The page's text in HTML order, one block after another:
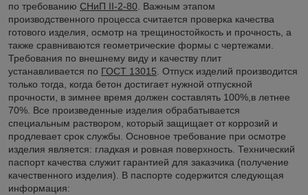
по требованию СНиП II-2-80. Важным этапом
производственного процесса считается проверка качества
готового изделия, осмотр на трещиностойкость и прочность, а
также сравниваются геометрические формы с чертежами.
Требования по внешнему виду и качеству плит
устанавливается по ГОСТ 13015. Отпуск изделий производится
только тогда, когда бетон достигает нужной отпускной
прочности, в зимнее время должен составлять 100%,в летнее
70%. Все произведенные изделия обрабатывается
специальным раствором, который защищает от коррозий и
продлевает срок службы. Основное требование при осмотре
изделия является: гладкая и ровная поверхность. Технический
паспорт качества служит гарантией для заказчика (получение
качественного изделия). В паспорте содержится следующая
информация: